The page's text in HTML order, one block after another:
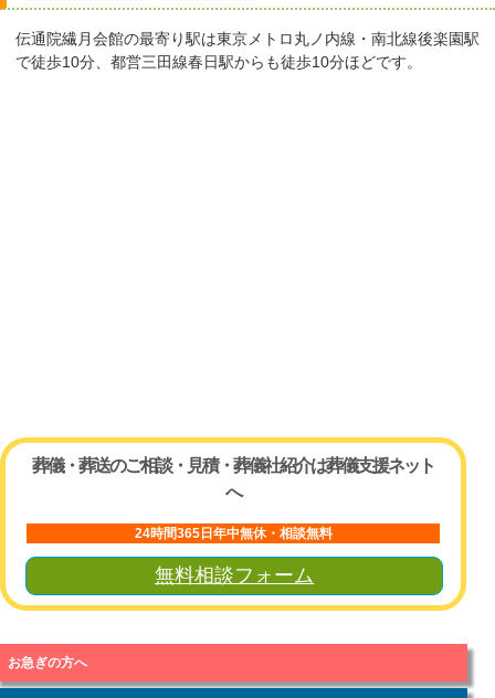
伝通院繊月会館の最寄り駅は東京メトロ丸ノ内線・南北線後楽園駅
で徒歩10分、都営三田線春日駅からも徒歩10分ほどです。
葬儀・葬送のご相談・見積・葬儀社紹介は葬儀支援ネット
へ
24時間365日年中無休・相談無料
無料相談フォーム
お急ぎの方へ